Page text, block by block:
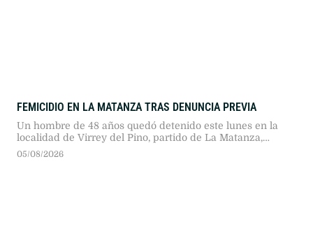
FEMICIDIO EN LA MATANZA TRAS DENUNCIA PREVIA
Un hombre de 48 años quedó detenido este lunes en la
localidad de Virrey del Pino, partido de La Matanza,
acusado de asesinar a su expareja de 42 años, quien lo
05/08/2026